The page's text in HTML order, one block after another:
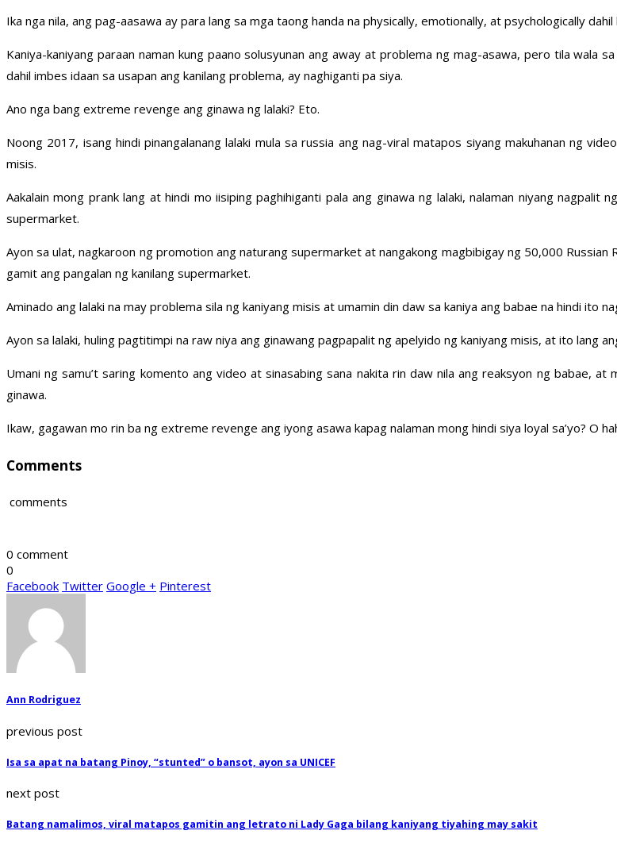
Ika nga nila, ang pag-aasawa ay para lang sa mga taong handa na physically, emotionally, at psychologically
Kaniya-kaniyang paraan naman kung paano solusyunan ang away at problema ng mag-asawa, pero tila wala
dahil imbes idaan sa usapan ang kanilang problema, ay naghiganti pa siya.
Ano nga bang extreme revenge ang ginawa ng lalaki? Eto.
Noong 2017, isang hindi pinangalanang lalaki mula sa russia ang nag-viral matapos siyang makuhanan ng
misis.
Aakalain mong prank lang at hindi mo iisiping paghihiganti pala ang ginawa ng lalaki, nalaman niyang
supermarket.
Ayon sa ulat, nagkaroon ng promotion ang naturang supermarket at nangakong magbibigay ng 50,000
gamit ang pangalan ng kanilang supermarket.
Aminado ang lalaki na may problema sila ng kaniyang misis at umamin din daw sa kaniya ang babae na hindi ito
Ayon sa lalaki, huling pagtitimpi na raw niya ang ginawang pagpapalit ng apelyido ng kaniyang misis, at ito lang
Umani ng samu’t saring komento ang video at sinasabing sana nakita rin daw nila ang reaksyon ng babae,
ginawa.
Ikaw, gagawan mo rin ba ng extreme revenge ang iyong asawa kapag nalaman mong hindi siya loyal sa’yo? O
Comments
comments
0 comment
0
Facebook Twitter Google + Pinterest
Ann Rodriguez
previous post
Isa sa apat na batang Pinoy, “stunted” o bansot, ayon sa UNICEF
next post
Batang namalimos, viral matapos gamitin ang letrato ni Lady Gaga bilang kaniyang tiyahing may sakit